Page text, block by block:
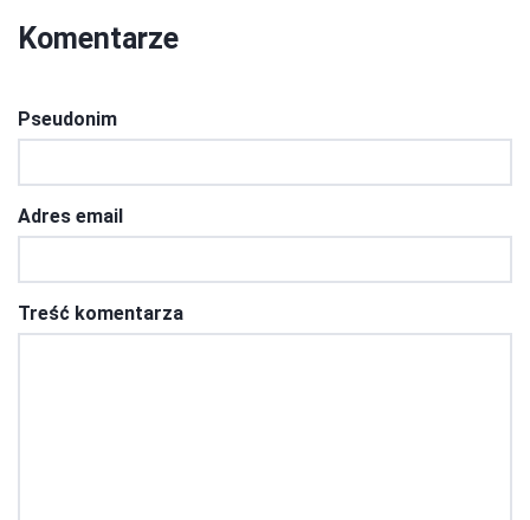
Komentarze
Pseudonim
Adres email
Treść komentarza